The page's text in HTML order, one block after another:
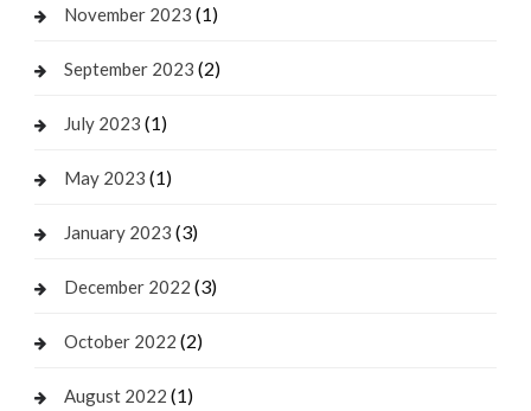
November 2023 (1)
September 2023 (2)
July 2023 (1)
May 2023 (1)
January 2023 (3)
December 2022 (3)
October 2022 (2)
August 2022 (1)